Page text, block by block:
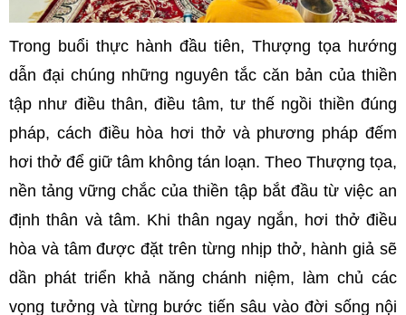
Trong buổi thực hành đầu tiên, Thượng tọa hướng
dẫn đại chúng những nguyên tắc căn bản của thiền
tập như điều thân, điều tâm, tư thế ngồi thiền đúng
pháp, cách điều hòa hơi thở và phương pháp đếm
hơi thở để giữ tâm không tán loạn. Theo Thượng tọa,
nền tảng vững chắc của thiền tập bắt đầu từ việc an
định thân và tâm. Khi thân ngay ngắn, hơi thở điều
hòa và tâm được đặt trên từng nhịp thở, hành giả sẽ
dần phát triển khả năng chánh niệm, làm chủ các
vọng tưởng và từng bước tiến sâu vào đời sống nội